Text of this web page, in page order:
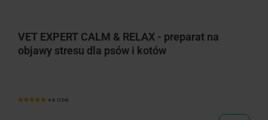
VET EXPERT CALM & RELAX - preparat na
objawy stresu dla psów i kotów
4.8 (124)